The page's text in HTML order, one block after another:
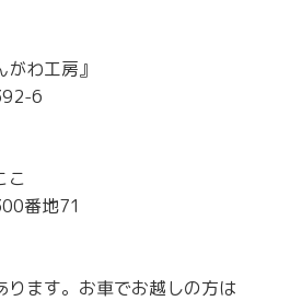
わ工房』
6
こ
番地71
ます。お車でお越しの方は